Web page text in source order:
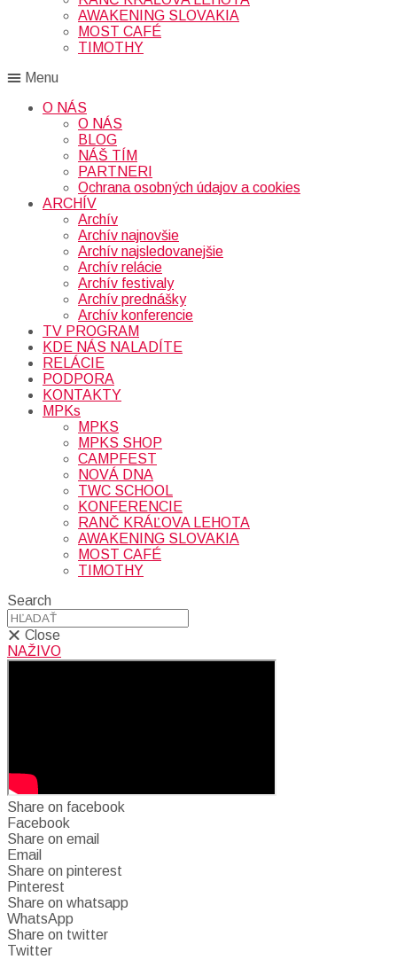
AWAKENING SLOVAKIA
MOST CAFÉ
TIMOTHY
Menu
O NÁS
O NÁS
BLOG
NÁŠ TÍM
PARTNERI
Ochrana osobných údajov a cookies
ARCHÍV
Archív
Archív najnovšie
Archív najsledovanejšie
Archív relácie
Archív festivaly
Archív prednášky
Archív konferencie
TV PROGRAM
KDE NÁS NALADÍTE
RELÁCIE
PODPORA
KONTAKTY
MPKs
MPKS
MPKS SHOP
CAMPFEST
NOVÁ DNA
TWC SCHOOL
KONFERENCIE
RANČ KRÁĽOVA LEHOTA
AWAKENING SLOVAKIA
MOST CAFÉ
TIMOTHY
Search
Close
NAŽIVO
Share on facebook
Facebook
Share on email
Email
Share on pinterest
Pinterest
Share on whatsapp
WhatsApp
Share on twitter
Twitter